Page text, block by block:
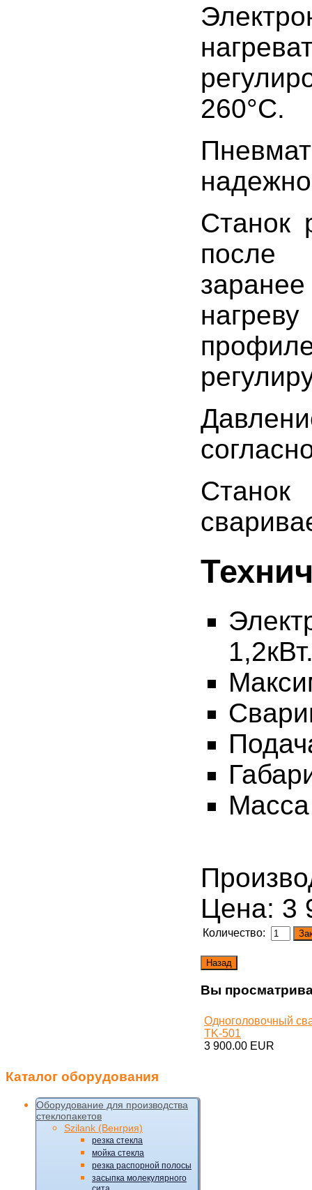
260°С.
Станок
после
Масса
Цена: 3
Количество:
Вы
Одноголовочный
TK-501
3 900.00 EUR
Каталог оборудования
Оборудование для производства
стеклопакетов
Szilank (Венгрия)
резка стекла
мойка стекла
резка распорной полосы
засыпка молекулярного